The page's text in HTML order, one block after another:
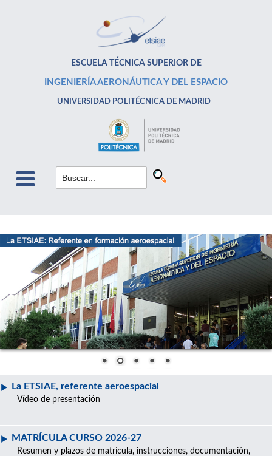
ESCUELA TÉCNICA SUPERIOR DE
INGENIERÍA AERONÁUTICA Y DEL ESPACIO
UNIVERSIDAD POLITÉCNICA DE MADRID
La ETSIAE, referente aeroespacial
Vídeo de presentación
MATRÍCULA CURSO 2026-27
Resumen y plazos de matrícula, instrucciones, documentación,